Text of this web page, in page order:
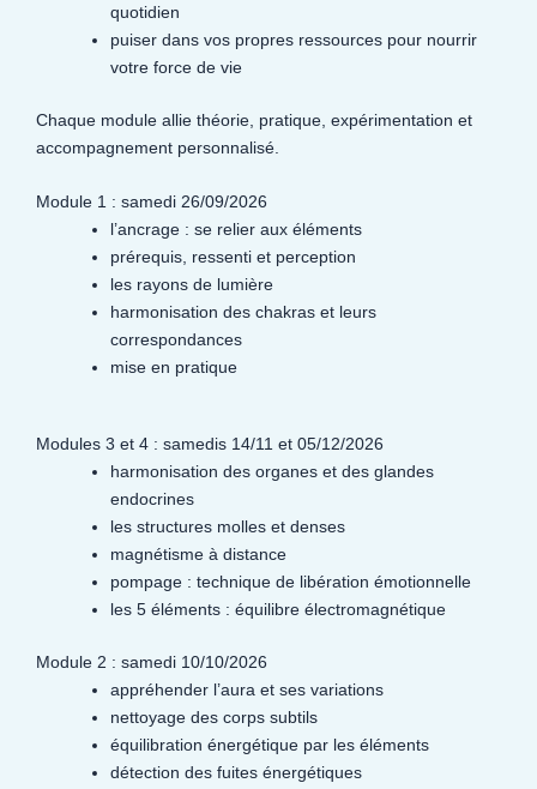
quotidien
puiser dans vos propres ressources pour nourrir
votre force de vie
Chaque module allie théorie, pratique, expérimentation et
accompagnement personnalisé.
Module 1 : samedi 26/09/2026
l’ancrage : se relier aux éléments
prérequis, ressenti et perception
les rayons de lumière
harmonisation des chakras et leurs
correspondances
mise en pratique
Modules 3 et 4 : samedis 14/11 et 05/12/2026
harmonisation des organes et des glandes
endocrines
les structures molles et denses
magnétisme à distance
pompage : technique de libération émotionnelle
les 5 éléments : équilibre électromagnétique
Module 2 : samedi 10/10/2026
appréhender l’aura et ses variations
nettoyage des corps subtils
équilibration énergétique par les éléments
détection des fuites énergétiques